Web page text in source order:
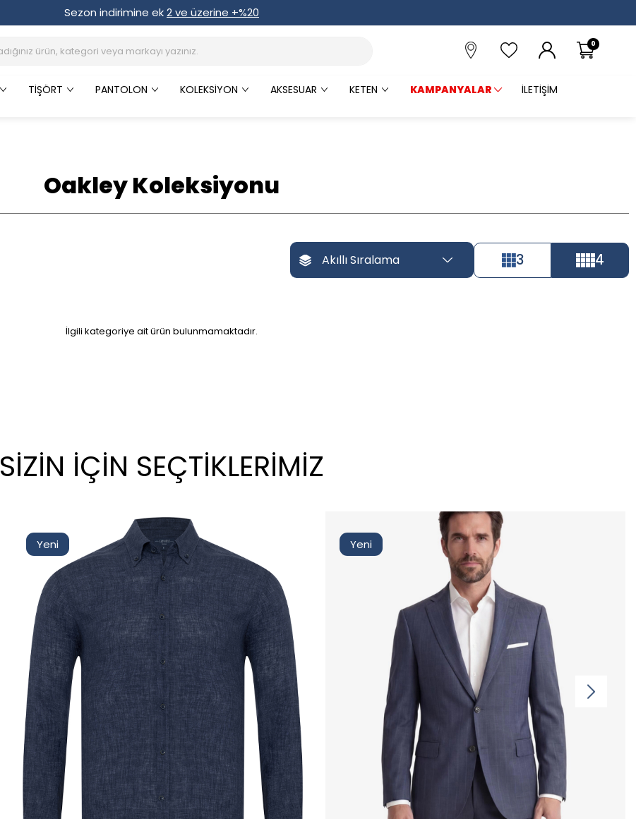
Sezon indirimine ek2 ve üzerine +%20
0
TIŞÖRT PANTOLON KOLEKSIYON AKSESUAR KETEN İLETIŞIM
KAMPANYALAR
Oakley Koleksiyonu
Akıllı Sıralama 3 4
İlgili kategoriye ait ürün bulunmamaktadır.
SIZIN İÇIN SEÇTIKLERIMIZ
Yeni Yeni